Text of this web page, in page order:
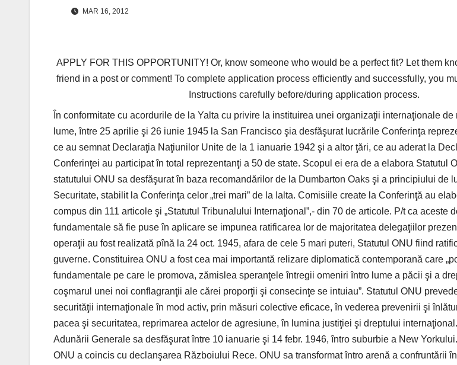
MAR 16, 2012
APPLY FOR THIS OPPORTUNITY! Or, know someone who would be a perfect fit? Let them
friend in a post or comment! To complete application process efficiently and successfully, you
Instructions carefully before/during application process.
În conformitate cu acordurile de la Yalta cu privire la instituirea unei organizaţii internaţionale
lume, între 25 aprilie şi 26 iunie 1945 la San Francisco şia desfăşurat lucrările Conferinţa
ce au semnat Declaraţia Naţiunilor Unite de la 1 ianuarie 1942 şi a altor ţări, ce au aderat la
Conferinţei au participat în total reprezentanţi a 50 de state. Scopul ei era de a elabora Statutul
statutului ONU sa desfăşurat în baza recomandărilor de la Dumbarton Oaks şi a principiului de
Securitate, stabilit la Conferinţa celor „trei mari” de la Ialta. Comisiile create la Conferinţă au
compus din 111 articole şi „Statutul Tribunalului Internaţional”,- din 70 de articole. P/t ca aceste
fundamentale să fie puse în aplicare se impunea ratificarea lor de majoritatea delegaţiilor
operaţii au fost realizată pînă la 24 oct. 1945, afara de cele 5 mari puteri, Statutul ONU fiind
guverne. Constituirea ONU a fost cea mai importantă relizare diplomatică contemporană care
fundamentale pe care le promova, zămislea speranţele întregii omeniri întro lume a păcii şi a
coşmarul unei noi conflagranţii ale cărei proporţii şi consecinţe se intuiau”. Statutul ONU
securităţii internaţionale în mod activ, prin măsuri colective eficace, în vederea prevenirii şi
pacea şi securitatea, reprimarea actelor de agresiune, în lumina justiţiei şi dreptului
Adunării Generale sa desfăşurat între 10 ianuarie şi 14 febr. 1946, întro suburbie a New
ONU a coincis cu declanşarea Războiului Rece. ONU sa transformat întro arenă a confruntării